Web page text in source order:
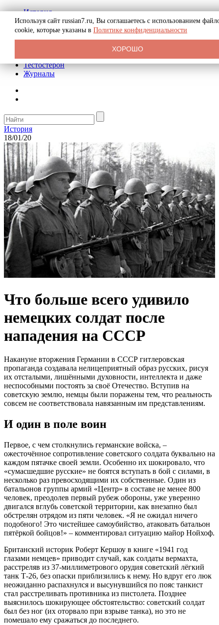
История
Биография
Криминал
Реклама на сайте
Тестостерон
Журналы
История
18/01/20
Что больше всего удивило
немецких солдат после
нападения на СССР
Накануне вторжения Германии в СССР гитлеровская
пропаганда создавала нелицеприятный образ русских, рисуя
их отсталыми, лишёнными духовности, интеллекта и даже
неспособными постоять за своё Отечество. Вступив на
советскую землю, немцы были поражены тем, что реальность
совсем не соответствовала навязанным им представлениям.
И один в поле воин
Первое, с чем столкнулись германские войска, –
ожесточённое сопротивление советского солдата буквально на
каждом пятачке своей земли. Особенно их шокировало, что
«сумасшедшие русские» не боятся вступать в бой с силами, в
несколько раз превосходящими их собственные. Один из
батальонов группы армий «Центр» в составе не менее 800
человек, преодолев первый рубеж обороны, уже уверенно
двигался вглубь советской территории, как внезапно был
обстрелян отрядом из пяти человек. «Я не ожидал ничего
подобного! Это чистейшее самоубийство, атаковать батальон
пятёркой бойцов!» – комментировал ситуацию майор Нойхоф.
Британский историк Роберт Кершоу в книге «1941 год
глазами немцев» приводит случай, как солдаты вермахта,
расстреляв из 37-миллиметрового орудия советский лёгкий
танк Т-26, без опаски приблизились к нему. Но вдруг его люк
неожиданно распахнулся и высунувшийся по пояс танкист
стал расстреливать противника из пистолета. Позднее
выяснилось шокирующее обстоятельство: советский солдат
был без ног (их оторвало при взрыве танка), но это не
помешало ему сражаться до последнего.
Используя сайт russian7.ru, Вы соглашаетесь с использованием
cookie, которые указаны в Политике конфиденциальности
ХОРОШО